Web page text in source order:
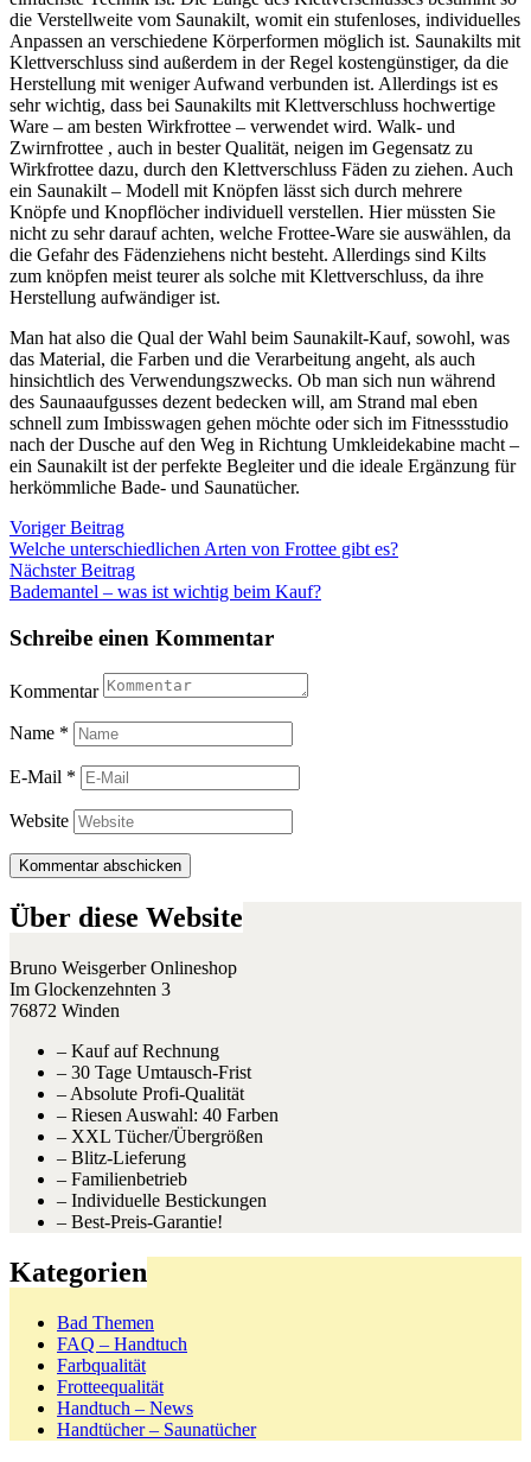
die Verstellweite vom Saunakilt, womit ein stufenloses, individuelles
Anpassen an verschiedene Körperformen möglich ist. Saunakilts mit
Klettverschluss sind außerdem in der Regel kostengünstiger, da die
Herstellung mit weniger Aufwand verbunden ist. Allerdings ist es
sehr wichtig, dass bei Saunakilts mit Klettverschluss hochwertige
Ware – am besten Wirkfrottee – verwendet wird. Walk- und
Zwirnfrottee , auch in bester Qualität, neigen im Gegensatz zu
Wirkfrottee dazu, durch den Klettverschluss Fäden zu ziehen. Auch
ein Saunakilt – Modell mit Knöpfen lässt sich durch mehrere
Knöpfe und Knopflöcher individuell verstellen. Hier müssten Sie
nicht zu sehr darauf achten, welche Frottee-Ware sie auswählen, da
die Gefahr des Fädenziehens nicht besteht. Allerdings sind Kilts
zum knöpfen meist teurer als solche mit Klettverschluss, da ihre
Herstellung aufwändiger ist.
Man hat also die Qual der Wahl beim Saunakilt-Kauf, sowohl, was
das Material, die Farben und die Verarbeitung angeht, als auch
hinsichtlich des Verwendungszwecks. Ob man sich nun während
des Saunaaufgusses dezent bedecken will, am Strand mal eben
schnell zum Imbisswagen gehen möchte oder sich im Fitnessstudio
nach der Dusche auf den Weg in Richtung Umkleidekabine macht –
ein Saunakilt ist der perfekte Begleiter und die ideale Ergänzung für
herkömmliche Bade- und Saunatücher.
Beitragsnavigation
Voriger Beitrag
Welche unterschiedlichen Arten von Frottee gibt es?
Nächster Beitrag
Bademantel – was ist wichtig beim Kauf?
Schreibe einen Kommentar
Kommentar
Name *
E-Mail *
Website
Über diese Website
Bruno Weisgerber Onlineshop
Im Glockenzehnten 3
76872 Winden
– Kauf auf Rechnung
– 30 Tage Umtausch-Frist
– Absolute Profi-Qualität
– Riesen Auswahl: 40 Farben
– XXL Tücher/Übergrößen
– Blitz-Lieferung
– Familienbetrieb
– Individuelle Bestickungen
– Best-Preis-Garantie!
Kategorien
Bad Themen
FAQ – Handtuch
Farbqualität
Frotteequalität
Handtuch – News
Handtücher – Saunatücher